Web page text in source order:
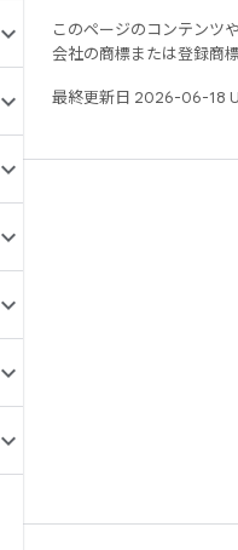
このページのコンテンツ
会社の商標または登録商標
最終更新日 2026-06-18